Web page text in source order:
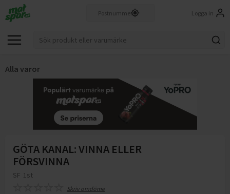
Logga in
Alla varor
GÖTA KANAL: VINNA ELLER
FÖRSVINNA
SF 1st
Skriv omdöme